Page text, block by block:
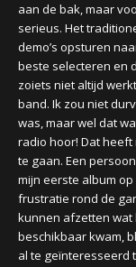
aan de bak, maar
serieus. Het
demo’s opsturen
beste selecteren en
zoiets niet altijd
band. Ik zou niet
was, maar wel dat
radio hoor! Dat heeft
te gaan. Een
mijn eerste album
frustratie rond de
kunnen afzetten wat
beschikbaar kwam,
al te geïnteresseerd